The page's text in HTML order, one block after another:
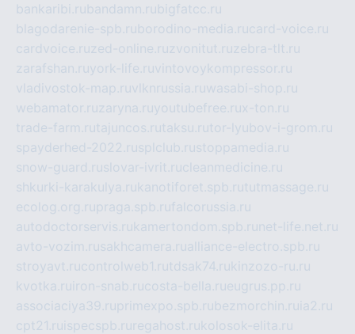
bankaribi.rubandamn.rubigfatcc.ru
blagodarenie-spb.ruborodino-media.rucard-voice.ru
cardvoice.ruzed-online.ruzvonitut.ruzebra-tlt.ru
zarafshan.ruyork-life.ruvintovoykompressor.ru
vladivostok-map.ruvlknrussia.ruwasabi-shop.ru
webamator.ruzaryna.ruyoutubefree.rux-ton.ru
trade-farm.rutajuncos.rutaksu.rutor-lyubov-i-grom.ru
spayderhed-2022.rusplclub.rustoppamedia.ru
snow-guard.ruslovar-ivrit.rucleanmedicine.ru
shkurki-karakulya.rukanotiforet.spb.rututmassage.ru
ecolog.org.rupraga.spb.rufalcorussia.ru
autodoctorservis.rukamertondom.spb.ru net-life.net.ru
avto-vozim.rusakhcamera.rualliance-electro.spb.ru
stroyavt.rucontrolweb1.rutdsak74.rukinzozo-ru.ru
kvotka.ru iron-snab.rucosta-bella.rueugrus.pp.ru
associaciya39.ruprimexpo.spb.rubezmorchin.ru ia2.ru
cpt21.ru ispecspb.ru regahost.rukolosok-elita.ru